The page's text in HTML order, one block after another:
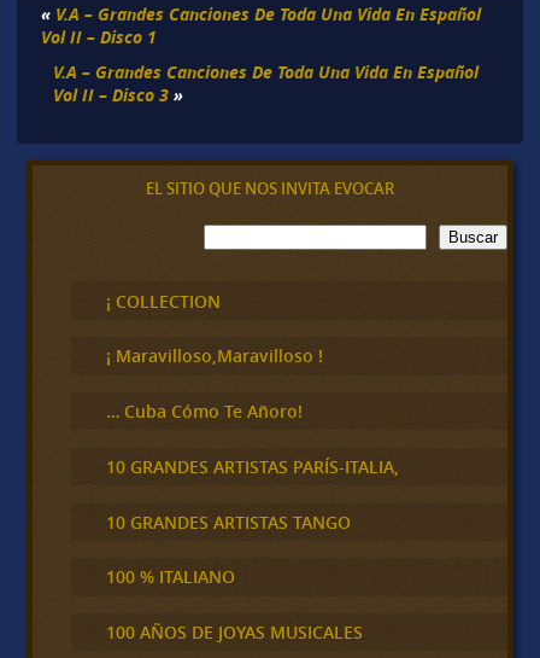
« V.A – Grandes Canciones De Toda Una Vida En Español
Vol II – Disco 1
V.A – Grandes Canciones De Toda Una Vida En Español
Vol II – Disco 3 »
EL SITIO QUE NOS INVITA EVOCAR
B
u
c
a
Buscar
¡ COLLECTION
¡ Maravilloso,Maravilloso !
… Cuba Cómo Te Añoro!
10 GRANDES ARTISTAS PARÍS-ITALIA,
10 GRANDES ARTISTAS TANGO
100 % ITALIANO
100 AÑOS DE JOYAS MUSICALES